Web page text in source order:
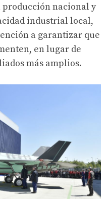
nacional y
industrial local,
a garantizar que
en lugar de
más amplios.